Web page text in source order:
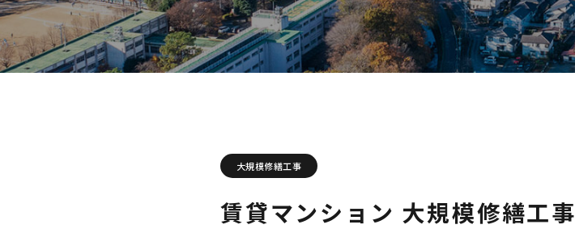
大規模修繕工事
賃貸マンション 大規模修繕工事